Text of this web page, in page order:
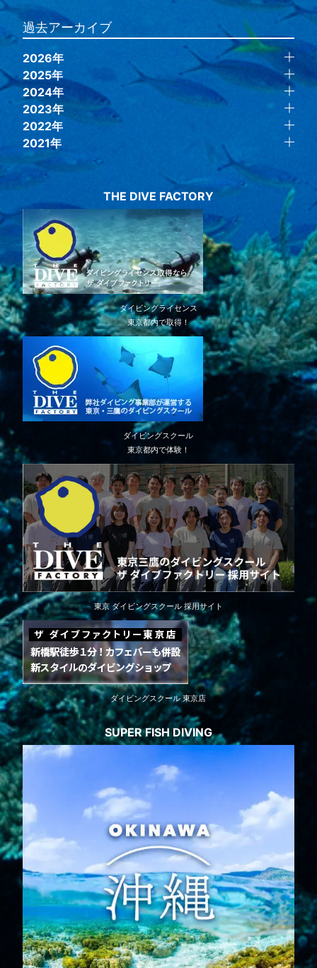
過去アーカイブ
2026年
2025年
2024年
2023年
2022年
2021年
THE DIVE FACTORY
ダイビングライセンス
東京都内で取得！
ダイビングスクール
東京都内で体験！
東京 ダイビングスクール 採用サイト
ダイビングスクール 東京店
SUPER FISH DIVING